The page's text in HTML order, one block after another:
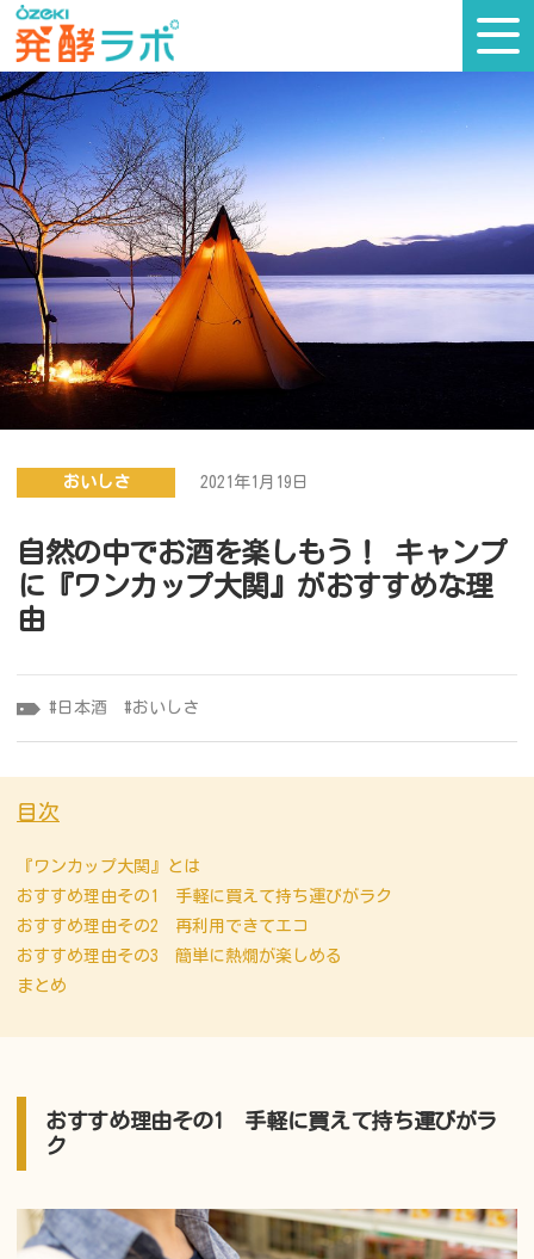
コ
ン
テ
ン
ツ
へ
ス
ッ
プ
おいしさ 2021年1月19日
自然の中でお酒を楽しもう！ キャンプ
に『ワンカップ大関』がおすすめな理
由
日本酒 おいしさ
目次
『ワンカップ大関』とは
おすすめ理由その1 手軽に買えて持ち運びがラク
おすすめ理由その2 再利用できてエコ
おすすめ理由その3 簡単に熱燗が楽しめる
まとめ
おすすめ理由その1 手軽に買えて持ち運びがラ
ク